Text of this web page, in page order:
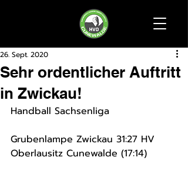
Sehr ordentlicher Auftritt
in Zwickau!
26. Sept. 2020
Handball Sachsenliga
Grubenlampe Zwickau 31:27 HV
Oberlausitz Cunewalde (17:14)